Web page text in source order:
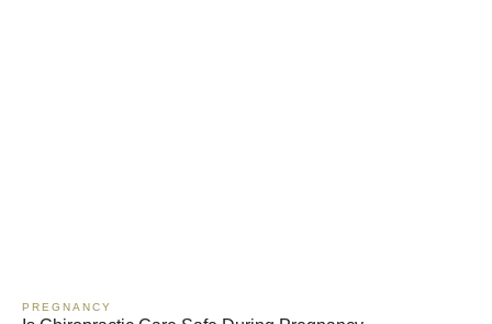
PREGNANCY